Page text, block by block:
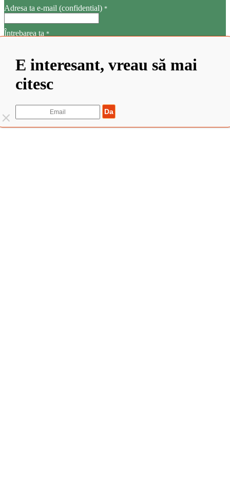
Adresa ta e-mail (confidential) *
Întrebarea ta *
©2022 Elisabeta Stanciulescu. Toate drepturile rezervate
E interesant, vreau să mai
citesc